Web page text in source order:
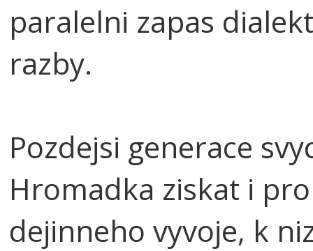
paralelni zapas
razby.
Pozdejsi generace
Hromadka ziskat i
dejinneho vyvoje, k